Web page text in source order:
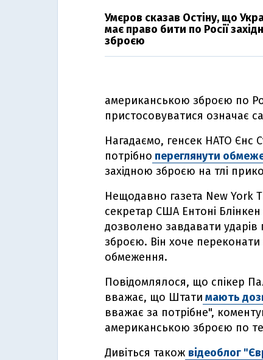
Умєров сказав Остіну, що
має право бити по Росії
зброєю
американською зброєю по
пристосовуватися означає
Нагадаємо, генсек НАТО Єнс
потрібно переглянути
західною зброєю на тлі
Нещодавно газета New York
секретар США Ентоні Блінкен
дозволено завдавати ударів
зброєю. Він хоче
обмеження.
Повідомлялося, що спікер
вважає, що Штати мають
вважає за потрібне",
американською зброєю по
Дивіться також відеоблог